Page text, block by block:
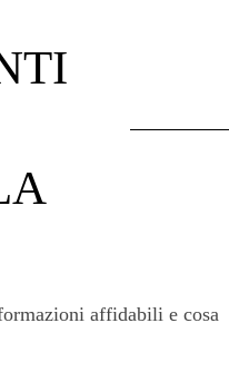
affidabili e cosa